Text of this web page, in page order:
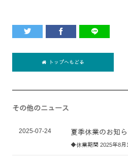
トップへもどる
その他のニュース
2025-07-24 夏季休業のお知
◆休業期間 2025年8月